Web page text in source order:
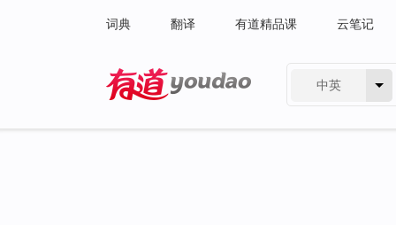
词典 翻译 有道精品课 云笔记
中英